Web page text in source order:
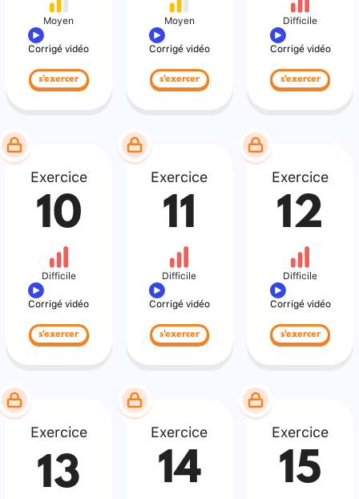
Moyen
Corrigé vidéo
s'exercer
Moyen
Corrigé vidéo
s'exercer
Difficile
Corrigé vidéo
s'exercer
Exercice
10
Difficile
Corrigé vidéo
s'exercer
Exercice
11
Difficile
Corrigé vidéo
s'exercer
Exercice
12
Difficile
Corrigé vidéo
s'exercer
Exercice
13
Exercice
14
Exercice
15